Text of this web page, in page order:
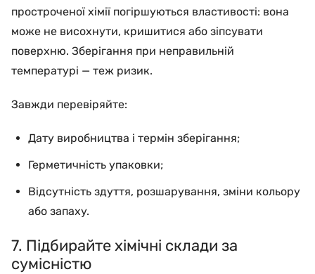
простроченої хімії погіршуються властивості: вона
може не висохнути, кришитися або зіпсувати
поверхню. Зберігання при неправильній
температурі — теж ризик.
Завжди перевіряйте:
Дату виробництва і термін зберігання;
Герметичність упаковки;
Відсутність здуття, розшарування, зміни кольору
або запаху.
7. Підбирайте хімічні склади за
сумісністю